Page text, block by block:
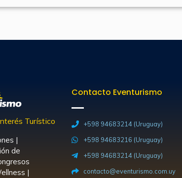
Turístico
|
de
|
Contacto Eventurismo
+598 94683214 (Uruguay)
+598 94683216 (Uruguay)
+598 94683214 (Uruguay)
contacto@eventurismo.com.uy